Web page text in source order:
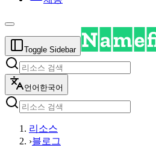
Toggle Sidebar
언어 한국어
리소스
›블로그